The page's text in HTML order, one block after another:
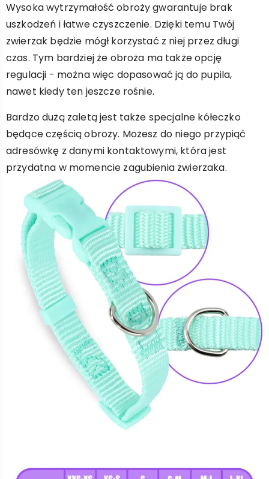
Wysoka wytrzymałość obroży gwarantuje brak
uszkodzeń i łatwe czyszczenie. Dzięki temu Twój
zwierzak będzie mógł korzystać z niej przez długi
czas. Tym bardziej że obroża ma także opcję
regulacji - można więc dopasować ją do pupila,
nawet kiedy ten jeszcze rośnie.
Bardzo dużą zaletą jest także specjalne kółeczko
będące częścią obroży. Możesz do niego przypiąć
adresówkę z danymi kontaktowymi, która jest
przydatna w momencie zagubienia zwierzaka.